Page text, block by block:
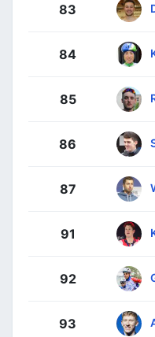
83
84
85
86
87
91
92
93